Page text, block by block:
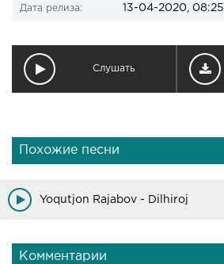
Дата релиза: 13-04-2020, 08:25
Слушать
Похожие песни
Yoqutjon Rajabov - Dilhiroj
Комментарии